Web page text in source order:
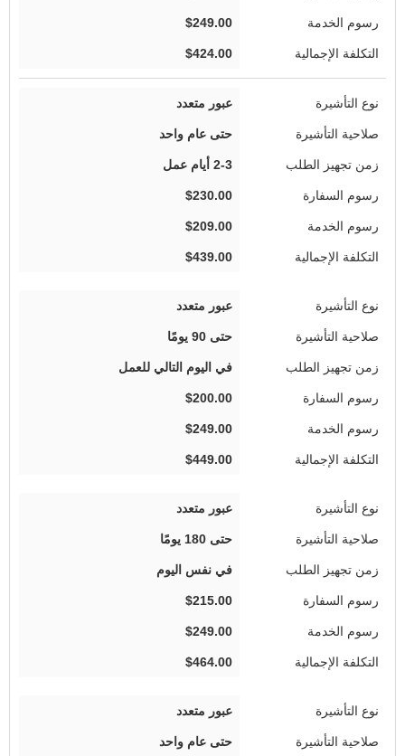
$249.00
$424.00
عبور متعدد
حتى عام واحد
2-3 أيام عمل
$230.00
$209.00
$439.00
عبور متعدد
حتى 90 يومًا
في اليوم التالي للعمل
$200.00
$249.00
$449.00
عبور متعدد
حتى 180 يومًا
في نفس اليوم
$215.00
$249.00
$464.00
عبور متعدد
حتى عام واحد